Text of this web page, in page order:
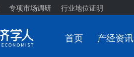
专项市场调研 行业地位证明
首页 产经资讯